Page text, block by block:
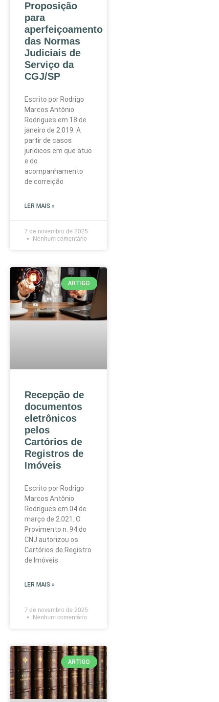
Proposição
para
aperfeiçoamento
das Normas
Judiciais de
Serviço da
CGJ/SP
Escrito por Rodrigo
Marcos Antônio
Rodrigues em 18 de
janeiro de 2.019. A
partir de casos
jurídicos em que atuo
e do
acompanhamento
de correição
LER MAIS »
7 de novembro de 2025
Nenhum comentário
ARTIGO
Recepção de
documentos
eletrônicos
pelos
Cartórios de
Registros de
Imóveis
Escrito por Rodrigo
Marcos Antônio
Rodrigues em 04 de
março de 2.021. O
Provimento n. 94 do
CNJ autorizou os
Cartórios de Registro
de Imóveis
LER MAIS »
7 de novembro de 2025
Nenhum comentário
ARTIGO